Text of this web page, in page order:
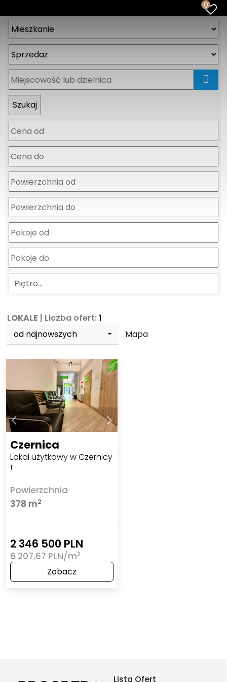
0
Piętro…
LOKALE | Liczba ofert:1
od najnowszych
Mapa
Czernica
Lokal użytkowy w Czernicy
!
Powierzchnia
378 m2
2 346 500 PLN
6 207,67 PLN/m2
Zobacz
Lista Ofert